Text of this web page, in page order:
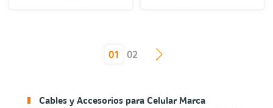
01
(current)02
Cables y Accesorios para Celular Marca